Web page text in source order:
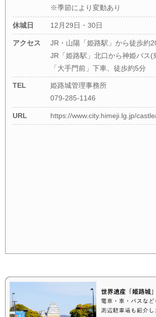
※季節により変動あり
休城日 12月29日・30日
アクセス
JR・山陽「姫路駅」から徒歩約
JR「姫路駅」北口から神姫バス(
「大手門前」下車、徒歩約5分
TEL
姫路城管理事務所
079-285-1146
URL https://www.city.himeji.lg.jp/